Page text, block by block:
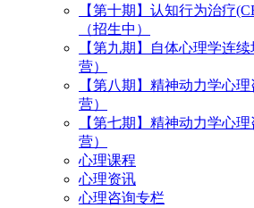
【第十期】认知行为治疗
（招生中）
【第九期】自体心理学连
营）
【第八期】精神动力学心
营）
【第七期】精神动力学心
营）
心理课程
心理资讯
心理咨询专栏